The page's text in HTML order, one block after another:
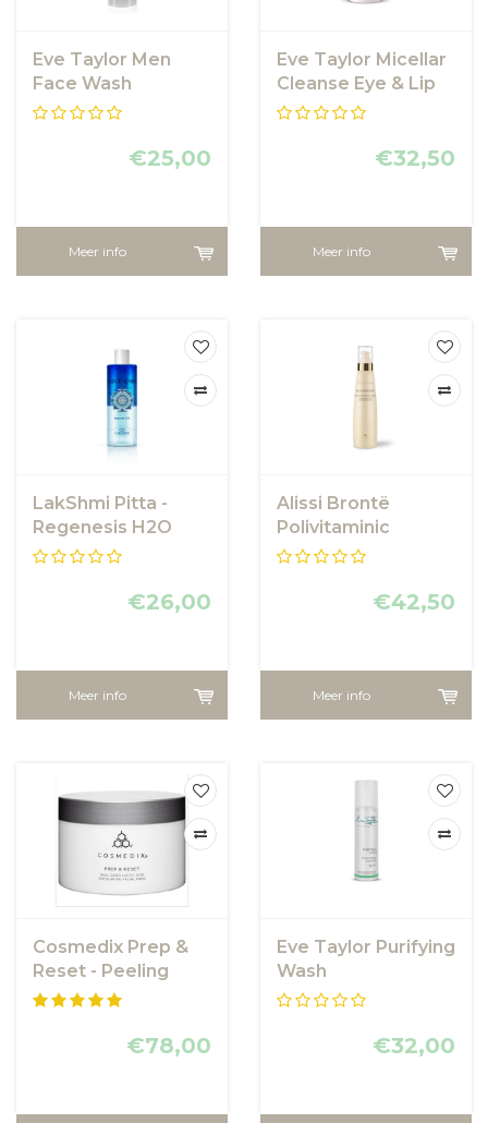
Eve Taylor Men
Face Wash
€25,00
Meer info
Eve Taylor Micellar
Cleanse Eye & Lip
€32,50
Meer info
LakShmi Pitta -
Regenesis H2O
Reiniging
€26,00
Meer info
Alissi Brontë
Polivitaminic
Cleanser
€42,50
Meer info
Cosmedix Prep &
Reset - Peeling
Pads
€78,00
Eve Taylor Purifying
Wash
€32,00